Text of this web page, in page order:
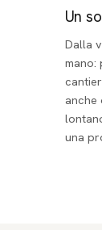
Un
Dalla
mano:
anche
una